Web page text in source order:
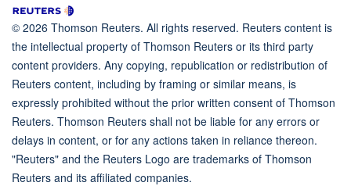
© 2026 Thomson Reuters. All rights reserved. Reuters content is
the intellectual property of Thomson Reuters or its third party
content providers. Any copying, republication or redistribution of
Reuters content, including by framing or similar means, is
expressly prohibited without the prior written consent of Thomson
Reuters. Thomson Reuters shall not be liable for any errors or
delays in content, or for any actions taken in reliance thereon.
"Reuters" and the Reuters Logo are trademarks of Thomson
Reuters and its affiliated companies.